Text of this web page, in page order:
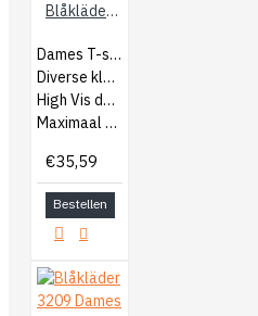
Blåkläder 3402 Visible Dames T-Shirt
Dames T-shirt
Diverse kleuren
High Vis details
Maximaal comfort
€35,59
Bestellen